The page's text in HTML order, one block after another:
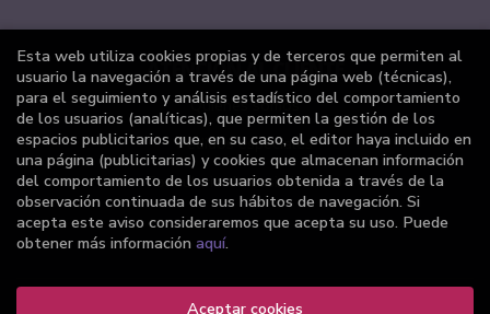
ATENCIÓN AL CLIENTE
Quiénes somos
Pedidos especiales
Formulario de desistimiento
Esta web utiliza cookies propias y de terceros que permiten al
usuario la navegación a través de una página web (técnicas),
para el seguimiento y análisis estadístico del comportamiento
de los usuarios (analíticas), que permiten la gestión de los
espacios publicitarios que, en su caso, el editor haya incluido en
una página (publicitarias) y cookies que almacenan información
del comportamiento de los usuarios obtenida a través de la
observación continuada de sus hábitos de navegación. Si
acepta este aviso consideraremos que acepta su uso. Puede
obtener más información aquí.
Aceptar cookies